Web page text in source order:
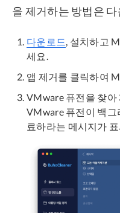
을 제거하는 방법은
다운로드 , 설치하고
세요.
앱 제거를 클릭하여
VMware 퓨전을 찾아
VMware 퓨전이 백그
료하라는 메시지가